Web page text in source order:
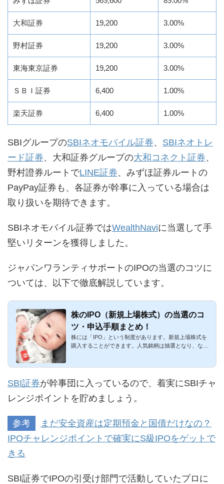
大和証券 19,200 3.00%
野村証券 19,200 3.00%
東海東京証券 19,200 3.00%
ＳＢＩ証券 6,400 1.00%
楽天証券 6,400 1.00%
SBIグループのSBIネオモバイル証券、 SBIネオトレ
ード証券、大和証券グループの大和コネクト証券、
野村證券ルートでLINE証券、みずほ証券ルートの
PayPay証券も、各証券が幹事に入っている場合は
取り扱いを期待できます。
SBIネオモバイル証券ではWealthNaviに当選して手
堅いリターンを獲得しました。
ジャパンワランティサポートのIPOの当選のコツに
ついては、以下で徹底解説しています。
株のIPO（新規上場株式）の当選のコ
ツ・申込手順まとめ！
株には「IPO」という制度があります。新規上場株式を
購入することができます。人気銘柄は抽選となり、なか
SBI証券が幹事団に入っているので、着実にSBIチャ
レンジポイントを貯めましょう。
参考
まだ安全資産は定期預金と国債だけなの？
IPOチャレンジポイントで確実にS級IPOをゲットで
きる
SBI証券でIPOの引受け部門で活動していたプロに